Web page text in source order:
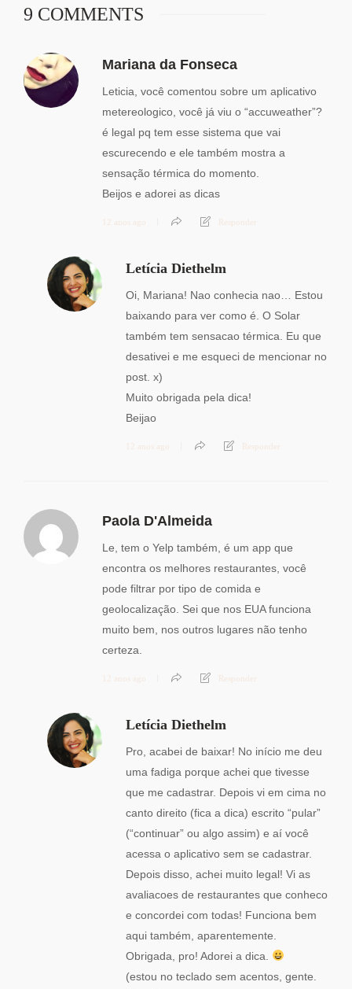
9 COMMENTS
Mariana da Fonseca
Leticia, você comentou sobre um aplicativo
metereologico, você já viu o “accuweather”?
é legal pq tem esse sistema que vai
escurecendo e ele também mostra a
sensação térmica do momento.
Beijos e adorei as dicas
12 anos ago Responder
Letícia Diethelm
Oi, Mariana! Nao conhecia nao… Estou
baixando para ver como é. O Solar
também tem sensacao térmica. Eu que
desativei e me esqueci de mencionar no
post. x)
Muito obrigada pela dica!
Beijao
12 anos ago Responder
Paola D'Almeida
Le, tem o Yelp também, é um app que
encontra os melhores restaurantes, você
pode filtrar por tipo de comida e
geolocalização. Sei que nos EUA funciona
muito bem, nos outros lugares não tenho
certeza.
12 anos ago Responder
Letícia Diethelm
Pro, acabei de baixar! No início me deu
uma fadiga porque achei que tivesse
que me cadastrar. Depois vi em cima no
canto direito (fica a dica) escrito “pular”
(“continuar” ou algo assim) e aí você
acessa o aplicativo sem se cadastrar.
Depois disso, achei muito legal! Vi as
avaliacoes de restaurantes que conheco
e concordei com todas! Funciona bem
aqui também, aparentemente.
Obrigada, pro! Adorei a dica.
(estou no teclado sem acentos, gente.